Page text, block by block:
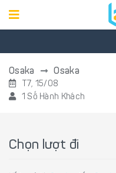
Osaka Osaka
T7, 15/08
1 Số Hành Khách
Chọn lượt đi